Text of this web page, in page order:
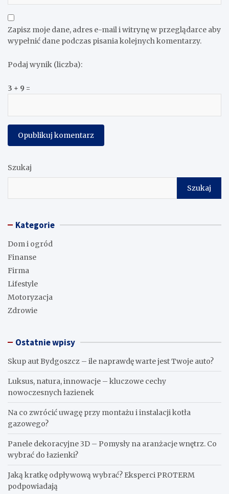
Zapisz moje dane, adres e-mail i witrynę w przeglądarce aby
wypełnić dane podczas pisania kolejnych komentarzy.
Podaj wynik (liczba):
3 + 9 =
Szukaj
Szukaj
Kategorie
Dom i ogród
Finanse
Firma
Lifestyle
Motoryzacja
Zdrowie
Ostatnie wpisy
Skup aut Bydgoszcz – ile naprawdę warte jest Twoje auto?
Luksus, natura, innowacje – kluczowe cechy
nowoczesnych łazienek
Na co zwrócić uwagę przy montażu i instalacji kotła
gazowego?
Panele dekoracyjne 3D – Pomysły na aranżacje wnętrz. Co
wybrać do łazienki?
Jaką kratkę odpływową wybrać? Eksperci PROTERM
podpowiadają